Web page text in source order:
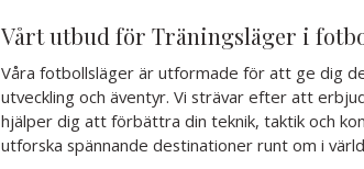
Vårt utbud för Träningsläger i
Våra fotbollsläger är utformade för att ge dig
utveckling och äventyr. Vi strävar efter att
hjälper dig att förbättra din teknik, taktik och
utforska spännande destinationer runt om i